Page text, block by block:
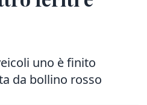
uno è finito
da bollino rosso